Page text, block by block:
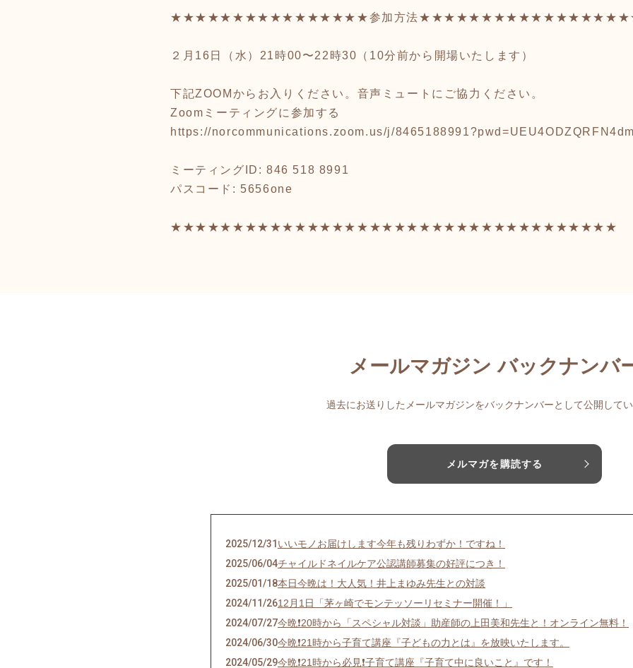
★★★★★★★★★★★★★★★★参加方法
２月16日（水）21時00〜22時30（10分前から開場いたします）
下記ZOOMからお入りください。音声ミュートにご協力ください。
Zoomミーティングに参加する
https://norcommunications.zoom.us/j/
ミーティングID: 846 518 8991
パスコード: 5656one
★★★★★★★★★★★★★★★★★★★★★★★★★★★★★★★★★★★★
メールマガジン バックナンバ
過去にお送りしたメールマガジンをバックナンバーとして公開してい
メルマガを購読する
2025/12/31 いいモノお届けします今年も残りわずか！ですね！
2025/06/04チャイルドネイルケア公認講師募集の好評につき！
2025/01/18本日今晩は！大人気！井上まゆみ先生との対談
2024/11/2612月1日「茅ヶ崎でモンテッソーリセミナー開催！」
2024/07/27今晩❗20時から「スペシャル対談」助産師の上田美和先生と！オンライン無料！
2024/06/30今晩❗21時から子育て講座『子どもの力とは』を放映いたします。
2024/05/29今晩❗21時から必見❗子育て講座『子育て中に良いこと』です！